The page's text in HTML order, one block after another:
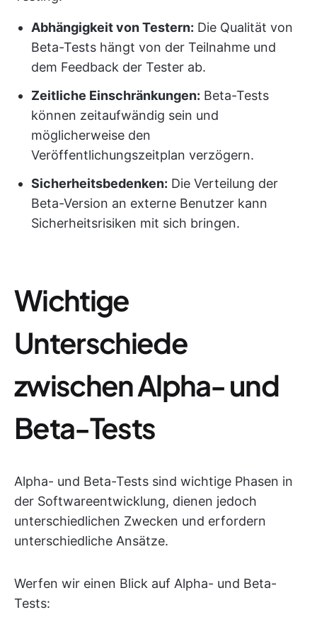
Abhängigkeit von Testern: Die Qualität von
Beta-Tests hängt von der Teilnahme und
dem Feedback der Tester ab.
Zeitliche Einschränkungen: Beta-Tests
können zeitaufwändig sein und
möglicherweise den
Veröffentlichungszeitplan verzögern.
Sicherheitsbedenken: Die Verteilung der
Beta-Version an externe Benutzer kann
Sicherheitsrisiken mit sich bringen.
Wichtige
Unterschiede
zwischen Alpha- und
Beta-Tests
Alpha- und Beta-Tests sind wichtige Phasen in
der Softwareentwicklung, dienen jedoch
unterschiedlichen Zwecken und erfordern
unterschiedliche Ansätze.
Werfen wir einen Blick auf Alpha- und Beta-
Tests: